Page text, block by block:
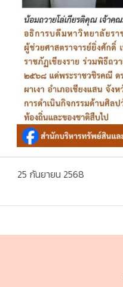
25 กันยายน 2568